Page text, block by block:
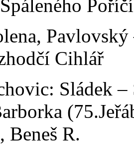
Cihlář
Sládek
Beneš R.